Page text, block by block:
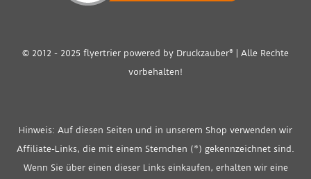
© 2012 - 2025 flyertrier powered by Druckzauber® | Alle Rechte
vorbehalten!
Hinweis: Auf diesen Seiten und in unserem Shop verwenden wir
Affiliate-Links, die mit einem Sternchen (*) gekennzeichnet sind.
Wenn Sie über einen dieser Links einkaufen, erhalten wir eine